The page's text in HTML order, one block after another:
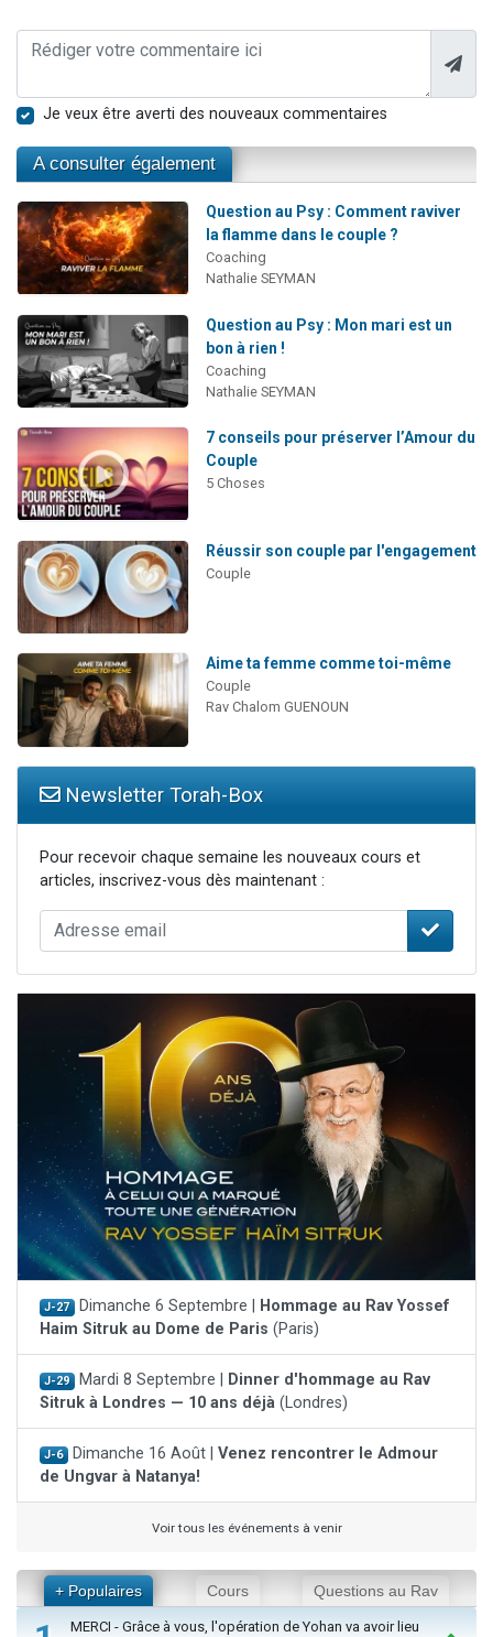
Je veux être averti des nouveaux commentaires
A consulter également
Question au Psy : Comment raviver
la flamme dans le couple ?
Coaching
Nathalie SEYMAN
Question au Psy : Mon mari est un
bon à rien !
Coaching
Nathalie SEYMAN
7 conseils pour préserver l’Amour du
Couple
5 Choses
Réussir son couple par l'engagement
Couple
Aime ta femme comme toi-même
Couple
Rav Chalom GUENOUN
Newsletter Torah-Box
Pour recevoir chaque semaine les nouveaux cours et
articles, inscrivez-vous dès maintenant :
J-27 Dimanche 6 Septembre |
Hommage au Rav Yossef
Haim Sitruk au Dome de Paris (Paris)
J-29 Mardi 8 Septembre |
Dinner d'hommage au Rav
Sitruk à Londres — 10 ans déjà (Londres)
J-6 Dimanche 16 Août | Venez rencontrer le Admour
de Ungvar à Natanya!
Voir tous les événements à venir
+ Populaires Cours Questions au Rav
MERCI - Grâce à vous, l'opération de Yohan va avoir lieu